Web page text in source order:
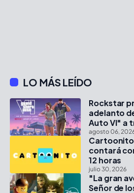
LO MÁS LEÍDO
Rockstar
adelanto
Auto VI" a
agosto 06,
contará
12 horas
julio 30, 2026
"La gran
Señor de